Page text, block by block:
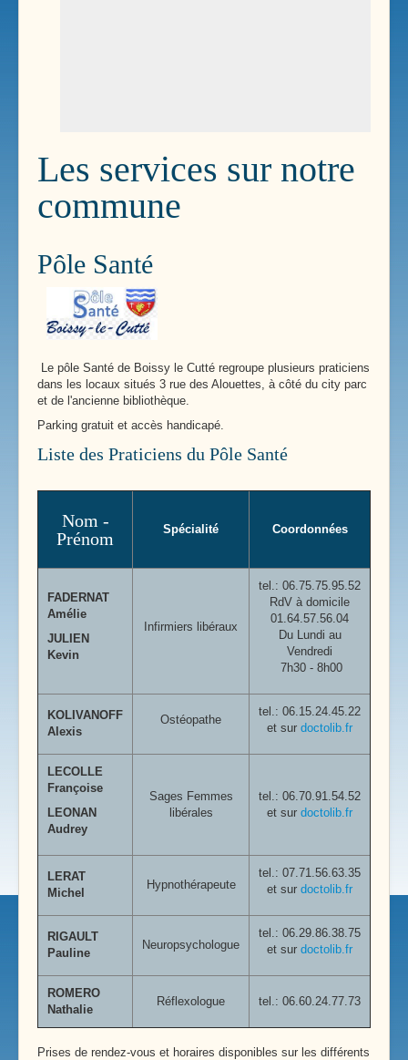
Les services sur notre
commune
Pôle Santé
Le pôle Santé de Boissy le Cutté regroupe plusieurs praticiens
dans les locaux situés 3 rue des Alouettes, à côté du city parc
et de l'ancienne bibliothèque.
Parking gratuit et accès handicapé.
Liste des Praticiens du Pôle Santé
Nom -
Prénom
Spécialité Coordonnées
FADERNAT
Amélie
JULIEN
Kevin
Infirmiers libéraux
tel.: 06.75.75.95.52
RdV à domicile
01.64.57.56.04
Du Lundi au
Vendredi
7h30 - 8h00
KOLIVANOFF
Alexis
Ostéopathe
tel.: 06.15.24.45.22
et sur doctolib.fr
LECOLLE
Françoise
LEONAN
Audrey
Sages Femmes
libérales
tel.: 06.70.91.54.52
et sur doctolib.fr
LERAT
Michel
Hypnothérapeute
tel.: 07.71.56.63.35
et sur doctolib.fr
RIGAULT
Pauline
Neuropsychologue
tel.: 06.29.86.38.75
et sur doctolib.fr
ROMERO
Nathalie
Réflexologue tel.: 06.60.24.77.73
Prises de rendez-vous et horaires disponibles sur les différents